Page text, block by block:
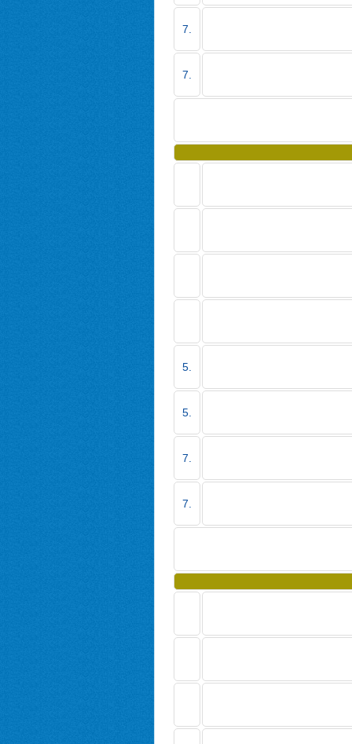
7.
7.
5.
5.
7.
7.